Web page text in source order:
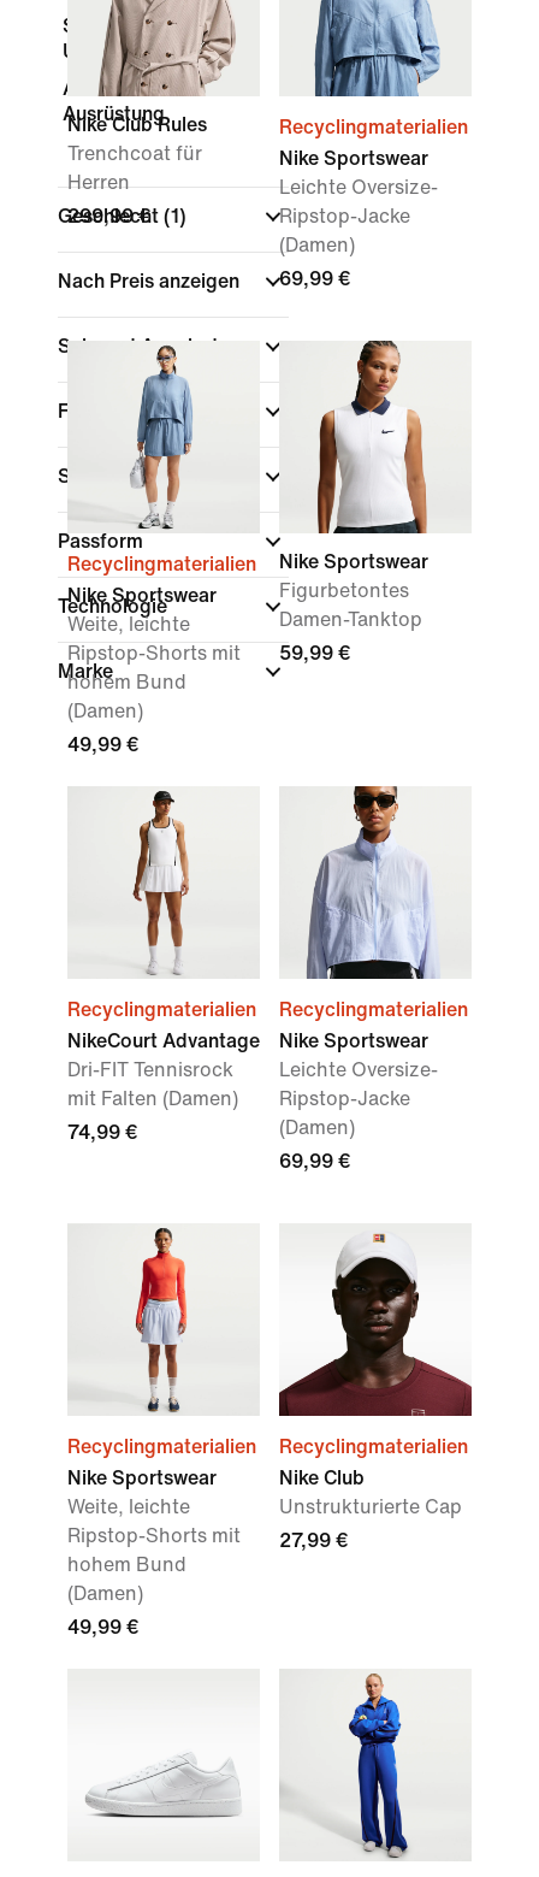
Socken &
Unterwäsche
Accessoires &
Ausrüstung
Geschlecht (1)
Nach Preis anzeigen
Sale und Angebote
Farbe
Sport
Passform
Technologie
Marke
Nike Club Rules
Trenchcoat für
Herren
299,99 €
Recyclingmaterialien
Nike Sportswear
Leichte Oversize-
Ripstop-Jacke
(Damen)
69,99 €
Recyclingmaterialien
Nike Sportswear
Weite, leichte
Ripstop-Shorts mit
hohem Bund
(Damen)
49,99 €
Nike Sportswear
Figurbetontes
Damen-Tanktop
59,99 €
Recyclingmaterialien
NikeCourt Advantage
Dri-FIT Tennisrock
mit Falten (Damen)
74,99 €
Recyclingmaterialien
Nike Sportswear
Leichte Oversize-
Ripstop-Jacke
(Damen)
69,99 €
Recyclingmaterialien
Nike Sportswear
Weite, leichte
Ripstop-Shorts mit
hohem Bund
(Damen)
49,99 €
Recyclingmaterialien
Nike Club
Unstrukturierte Cap
27,99 €